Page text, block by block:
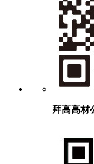
拜高高材